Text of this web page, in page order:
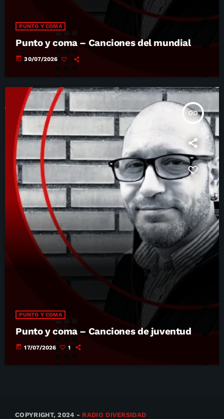
PUNTO Y COMA
Punto y coma – Canciones del mundial
today 30/07/2026
insert_link
PUNTO Y COMA
Punto y coma – Canciones de juventud
today 17/07/2026 1
COPYRIGHT, 2024 - RADIO DIVERSIDAD